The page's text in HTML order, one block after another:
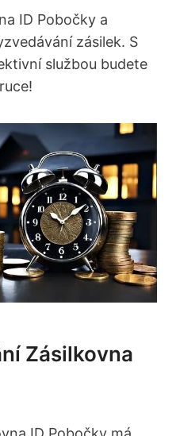
ID Pobočky a
zásilek. S
službou budete
Zásilkovna